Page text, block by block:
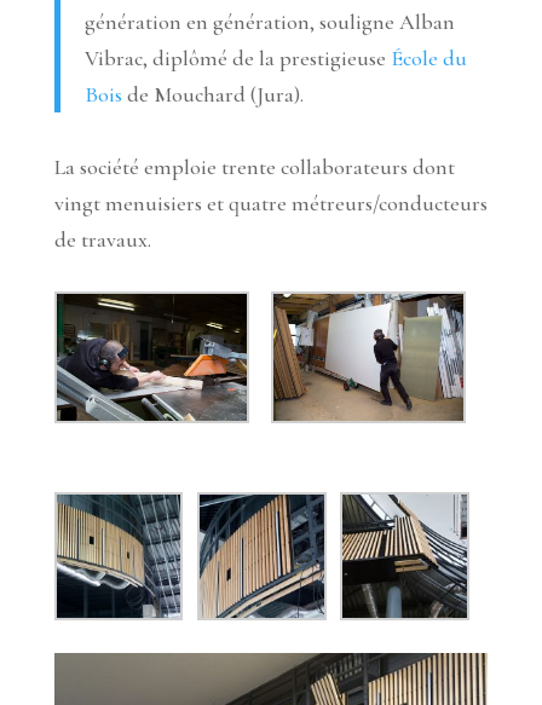
génération en génération, souligne Alban
Vibrac, diplômé de la prestigieuse École du
Bois de Mouchard (Jura).
La société emploie trente collaborateurs dont
vingt menuisiers et quatre métreurs/conducteurs
de travaux.